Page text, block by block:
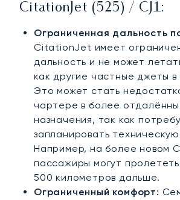
CitationJet (525) / CJ1:
Ограниченная дальность
CitationJet имеет
дальность и не может
как другие частные джеты в
Это может стать
чартере в более
назначения, так как
запланировать
Например, на более новом
пассажиры могут
500 километров дальше.
Ограниченный комфорт: